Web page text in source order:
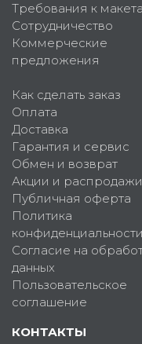
Требования к
Сотрудничество
Коммерческие
предложения
Как сделать заказ
Оплата
Доставка
Гарантия и сервис
Обмен и возврат
Акции и распродажи
Публичная оферта
Политика
конфиденциальности
Согласие на
данных
Пользовательское
соглашение
КОНТАКТЫ